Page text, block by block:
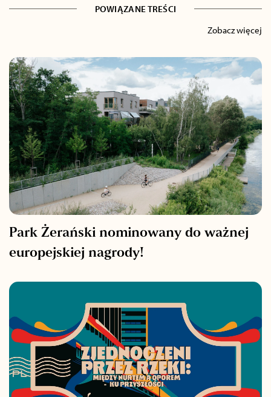
POWIĄZANE TREŚCI
Zobacz więcej
Park Żerański nominowany do ważnej
europejskiej nagrody!